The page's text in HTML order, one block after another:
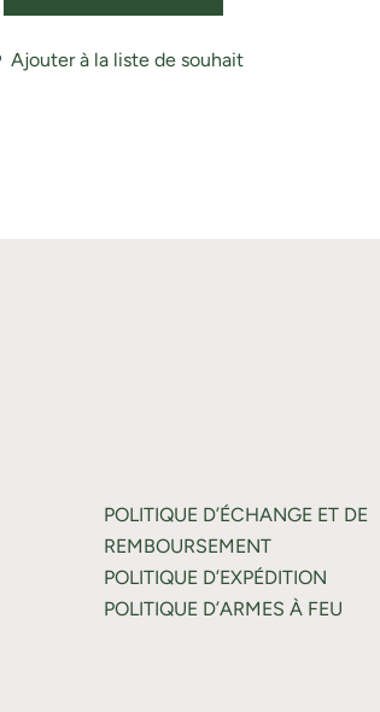
Ajouter à la liste de souhait
POLITIQUE D’ÉCHANGE ET DE
REMBOURSEMENT
POLITIQUE D’EXPÉDITION
POLITIQUE D’ARMES À FEU